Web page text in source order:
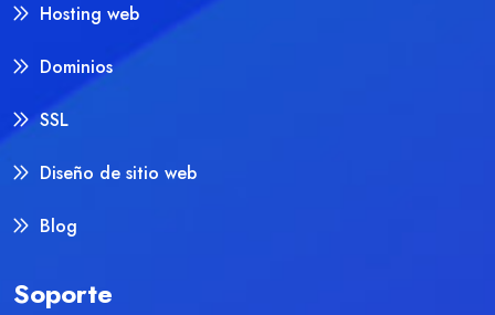
Hosting web
Dominios
SSL
Diseño de sitio web
Blog
Soporte